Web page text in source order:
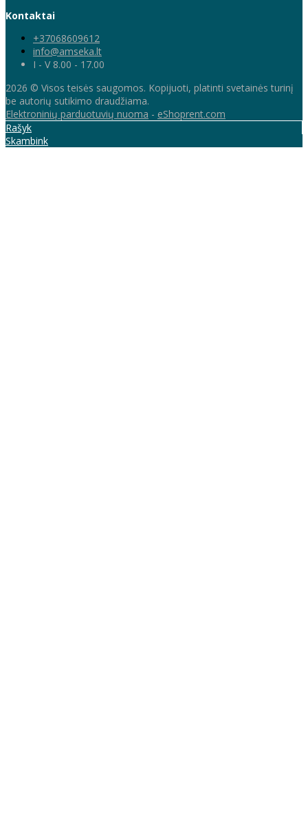
Kontaktai
+37068609612
info@amseka.lt
I - V 8.00 - 17.00
2026 © Visos teisės saugomos. Kopijuoti, platinti svetainės turinį
be autorių sutikimo draudžiama.
Elektroninių parduotuvių nuoma - eShoprent.com
Rašyk
Skambink